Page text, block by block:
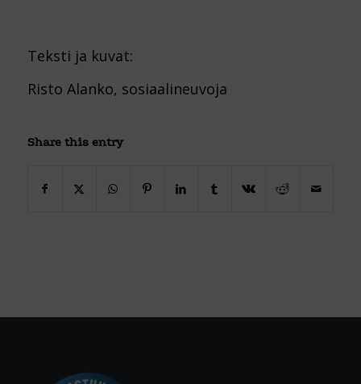
Teksti ja kuvat:
Risto Alanko, sosiaalineuvoja
Share this entry